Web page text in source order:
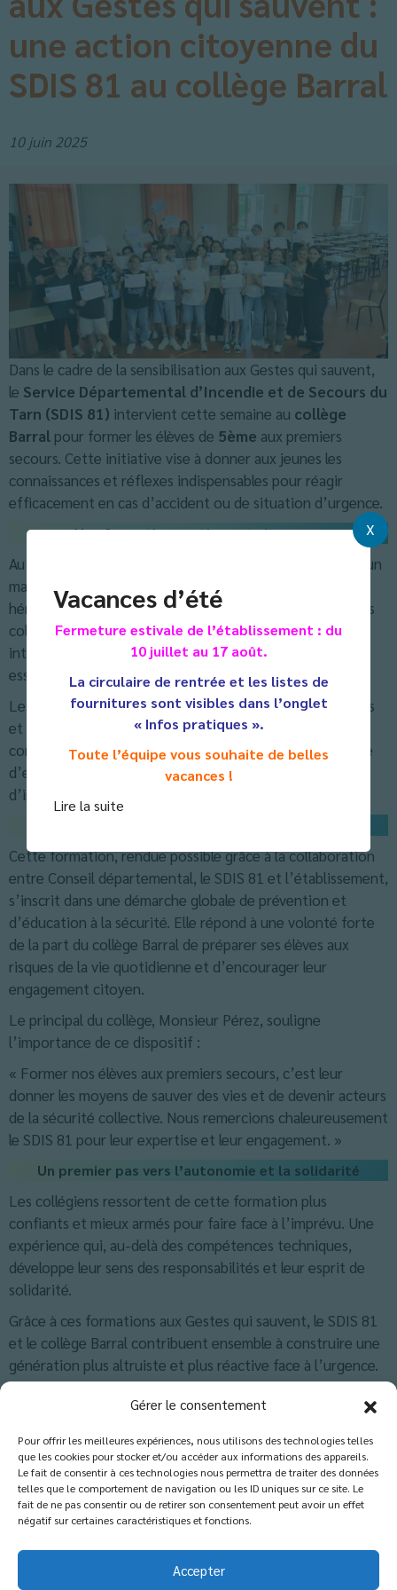
Gérer le consentement
Pour offrir les meilleures expériences, nous utilisons des technologies telles
que les cookies pour stocker et/ou accéder aux informations des appareils.
Le fait de consentir à ces technologies nous permettra de traiter des données
telles que le comportement de navigation ou les ID uniques sur ce site. Le
fait de ne pas consentir ou de retirer son consentement peut avoir un effet
négatif sur certaines caractéristiques et fonctions.
Accepter
Vacances d’été
Fermeture estivale de l’établissement : du
10 juillet au 17 août.
La circulaire de rentrée et les listes de
fournitures sont visibles dans l’onglet
« Infos pratiques ».
Toute l’équipe vous souhaite de belles
vacances !
Lire la suite
X
une action citoyenne du
SDIS 81 au collège Barral
10 juin 2025
Dans le cadre de la sensibilisation aux Gestes qui sauvent,
le Service Départemental d’Incendie et de Secours du
Tarn (SDIS 81) intervient cette semaine au collège
Barral pour former les élèves de 5ème aux premiers
secours. Cette initiative vise à donner aux jeunes les
connaissances et réflexes indispensables pour réagir
efficacement en cas d’accident ou de situation d’urgence.
Une formation pratique et citoyenne
Au programme : apprendre à alerter les secours, réaliser un
massage cardiaque, utiliser un défibrillateur et gérer une
hémorragie. Encadrés par des pompiers expérimentés, les
collégiens bénéficient d’ateliers pratiques, rythmés et
interactifs qui leur permettent de s’initier aux gestes
essentiels à adopter.
Les élèves participent activement, tour à tour sauveteurs
et victimes lors de mises en situation, afin de mieux
comprendre les enjeux de chaque geste. L’objectif : faire
d’eux des citoyens responsables et solidaires, capables
d’intervenir efficacement en cas d’accident.
Cette formation, rendue possible grâce à la collaboration
entre Conseil départemental, le SDIS 81 et l’établissement,
s’inscrit dans une démarche globale de prévention et
d’éducation à la sécurité. Elle répond à une volonté forte
de la part du collège Barral de préparer ses élèves aux
risques de la vie quotidienne et d’encourager leur
engagement citoyen.
Le principal du collège, Monsieur Pérez, souligne
l’importance de ce dispositif :
« Former nos élèves aux premiers secours, c’est leur
donner les moyens de sauver des vies et de devenir acteurs
de la sécurité collective. Nous remercions chaleureusement
le SDIS 81 pour leur expertise et leur engagement. »
Un premier pas vers l’autonomie et la solidarité
Les collégiens ressortent de cette formation plus
confiants et mieux armés pour faire face à l’imprévu. Une
expérience qui, au-delà des compétences techniques,
développe leur sens des responsabilités et leur esprit de
solidarité.
Grâce à ces formations aux Gestes qui sauvent, le SDIS 81
et le collège Barral contribuent ensemble à construire une
génération plus altruiste et plus réactive face à l’urgence.
Les commentaires sont fermés.